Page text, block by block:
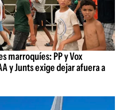
marroquíes: PP y Vox
y Junts exige dejar afuera a